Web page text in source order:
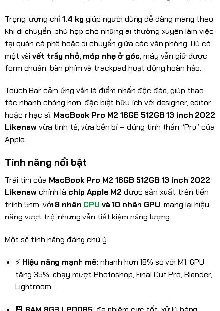
Trọng lượng chỉ1.4 kg giúp người dùng dễ dàng mang theo
khi di chuyển, phù hợp cho những ai thường xuyên làm việc
tại quán cà phê hoặc di chuyển giữa các văn phòng. Dù có
một vài vết trầy nhỏ, móp nhẹ ở góc, máy vẫn giữ được
form chuẩn, bàn phím và trackpad hoạt động hoàn hảo.
Touch Bar cảm ứng vẫn là điểm nhấn độc đáo, giúp thao
tác nhanh chóng hơn, đặc biệt hữu ích với designer, editor
hoặc nhạc sĩ. MacBook Pro M2 16GB 512GB 13 inch 2022
Likenewvừa tinh tế, vừa bền bỉ – đúng tinh thần “Pro” của
Apple.
Tính năng nổi bật
Trái tim của MacBook Pro M2 16GB 512GB 13 inch 2022
Likenewchính là chip Apple M2 được sản xuất trên tiến
trình 5nm, với 8 nhân CPUvà 10 nhân GPU, mang lại hiệu
năng vượt trội nhưng vẫn tiết kiệm năng lượng.
Một số tính năng đáng chú ý:
⚡ Hiệu năng mạnh mẽ: nhanh hơn 18% so với M1, GPU
tăng 35%, chạy mượt Photoshop, Final Cut Pro, Blender,
Lightroom,…